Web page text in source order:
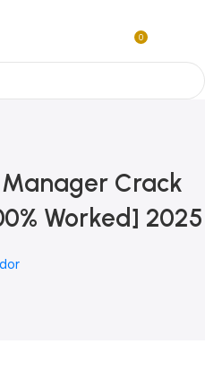
0
Crack
Worked] 2025